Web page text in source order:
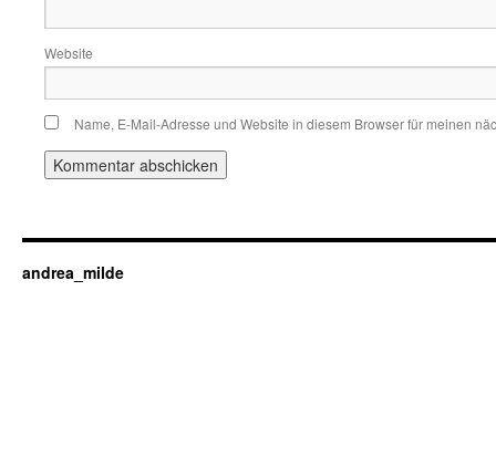
Website
Name, E-Mail-Adresse und Website in diesem Browser für meinen
andrea_milde